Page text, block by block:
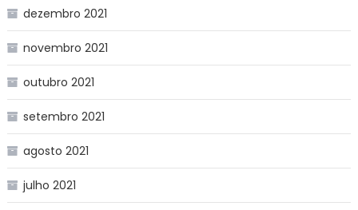
dezembro 2021
novembro 2021
outubro 2021
setembro 2021
agosto 2021
julho 2021